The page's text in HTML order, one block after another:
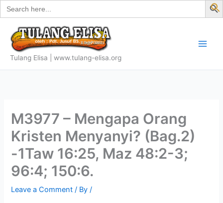
Search
for:
Skip
to
content
Tulang Elisa | www.tulang-elisa.org
M3977 – Mengapa Orang
Kristen Menyanyi? (Bag.2)
-1Taw 16:25, Maz 48:2-3;
96:4; 150:6.
Leave a Comment / By/